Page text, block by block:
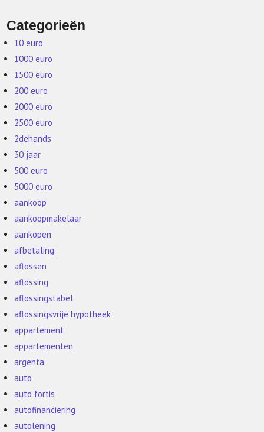
Categorieën
10 euro
1000 euro
1500 euro
200 euro
2000 euro
2500 euro
2dehands
30 jaar
500 euro
5000 euro
aankoop
aankoopmakelaar
aankopen
afbetaling
aflossen
aflossing
aflossingstabel
aflossingsvrije hypotheek
appartement
appartementen
argenta
auto
auto fortis
autofinanciering
autolening